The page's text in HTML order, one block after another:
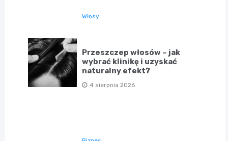
Włosy
Przeszczep włosów – jak
wybrać klinikę i uzyskać
naturalny efekt?
4 sierpnia 2026